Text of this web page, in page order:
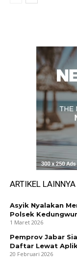
ARTIKEL LAINNYA
Asyik Nyalakan
Polsek
1 Maret 2026
Pemprov Jabar
Daftar Lewat
20 Februari 2026